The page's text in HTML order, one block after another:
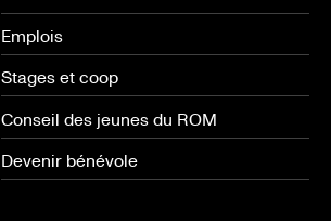
Emplois
Stages et coop
Conseil des jeunes du ROM
Devenir bénévole